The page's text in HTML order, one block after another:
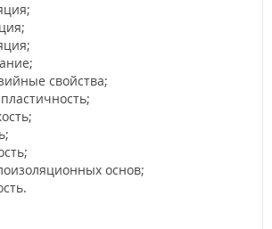
свойства;
основ;